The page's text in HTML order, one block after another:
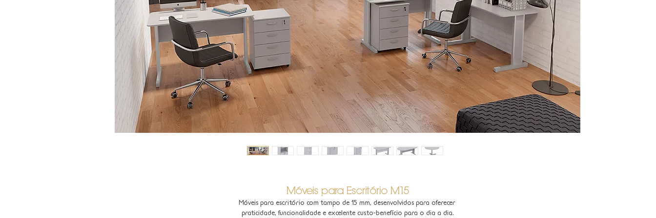
Móveis para Escritório M15
Móveis para escritório com tampo de 15 mm, desenvolvidos para oferecer
praticidade, funcionalidade e excelente custo-benefício para o dia a dia.